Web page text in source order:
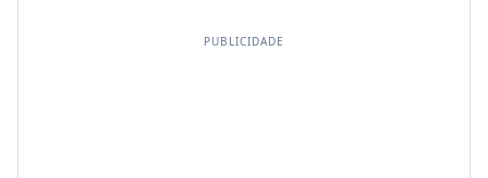
PUBLICIDADE